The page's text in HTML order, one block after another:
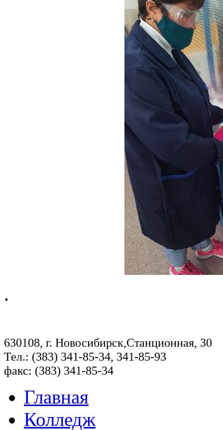
.
630108, г. Новосибирск,Станционная, 30
Тел.: (383) 341-85-34, 341-85-93
факс: (383) 341-85-34
Главная
Колледж